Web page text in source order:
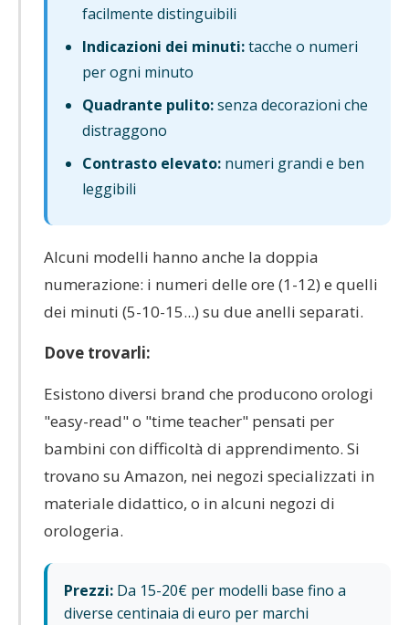
facilmente distinguibili
Indicazioni dei minuti:tacche o numeri
per ogni minuto
Quadrante pulito:senza decorazioni che
distraggono
Contrasto elevato: numeri grandi e ben
leggibili
Alcuni modelli hanno anche la doppia
numerazione: i numeri delle ore (1-12) e quelli
dei minuti (5-10-15...) su due anelli separati.
Dove trovarli:
Esistono diversi brand che producono orologi
"easy-read" o "time teacher" pensati per
bambini con difficoltà di apprendimento. Si
trovano su Amazon, nei negozi specializzati in
materiale didattico, o in alcuni negozi di
orologeria.
Prezzi: Da 15-20€ per modelli base fino a
diverse centinaia di euro per marchi